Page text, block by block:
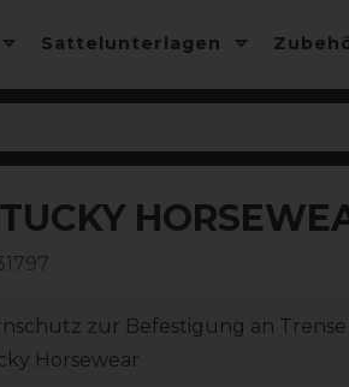
Sattelunterlagen
zur Befestigung an Trense
Horsewear